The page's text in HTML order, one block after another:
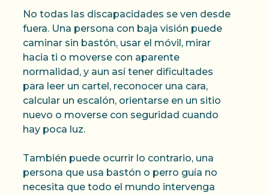
No todas las discapacidades se ven desde
fuera. Una persona con baja visión puede
caminar sin bastón, usar el móvil, mirar
hacia ti o moverse con aparente
normalidad, y aun así tener dificultades
para leer un cartel, reconocer una cara,
calcular un escalón, orientarse en un sitio
nuevo o moverse con seguridad cuando
hay poca luz.
También puede ocurrir lo contrario, una
persona que usa bastón o perro guía no
necesita que todo el mundo intervenga